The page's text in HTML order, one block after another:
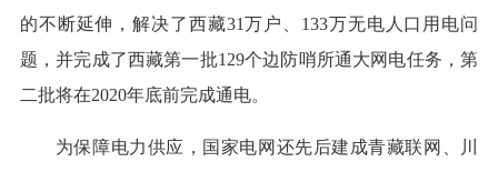
的不断延伸，解决了西藏31万户、133万无电人口用电问
题，并完成了西藏第一批129个边防哨所通大网电任务，第
二批将在2020年底前完成通电。
为保障电力供应，国家电网还先后建成青藏联网、川